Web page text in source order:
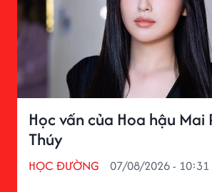
Học vấn của Hoa hậu Mai
Thúy
HỌC ĐƯỜNG 07/08/2026 - 10:31